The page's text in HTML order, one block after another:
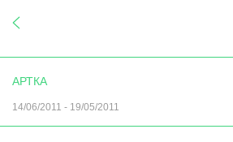
АРТКА
14/06/2011 - 19/05/2011